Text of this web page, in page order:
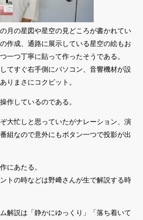
月の星図や星空の見どころが書かれてい
作成、通路に展示している星空の絵もお
一つ丁寧に貼って作ったそうである。
てすぐ右手側にパソコン、音響機材が設
りまさにコクピット。
作しているのである。
大忙しと思っていたがナレーション、演
組なので意外にもボタン一つで投影が出
にあたる。
トの時などは野﨑さんが生で解説する時
解説は「静かにゆっくり」「落ち着いて